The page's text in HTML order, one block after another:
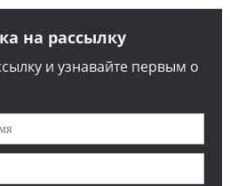
на рассылку
и узнавайте первым о